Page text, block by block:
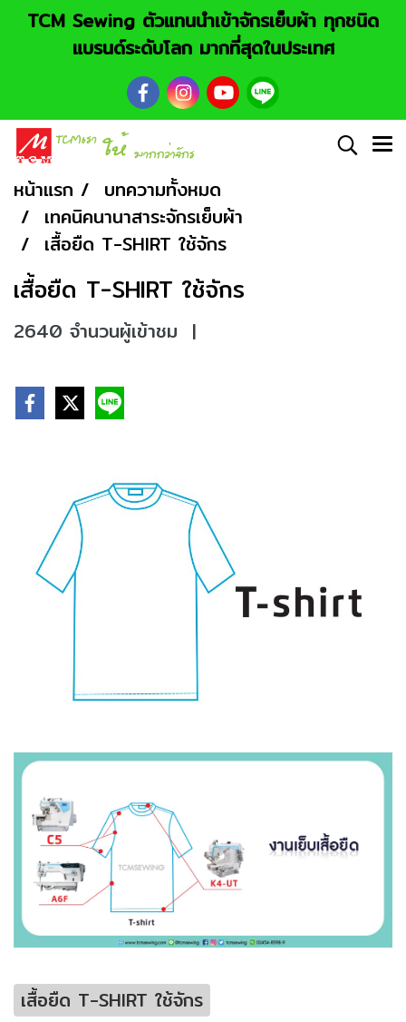
TCM Sewing ตัวแทนนำเข้าจักรเย็บผ้า ทุกชนิด
แบรนด์ระดับโลก มากที่สุดในประเทศ
หน้าแรก
บทความทั้งหมด
เทคนิคนานาสาระจักรเย็บผ้า
เสื้อยืด T-SHIRT ใช้จักร
เสื้อยืด T-SHIRT ใช้จักร
2640 จำนวนผู้เข้าชม |
เสื้อยืด T-SHIRT ใช้จักร